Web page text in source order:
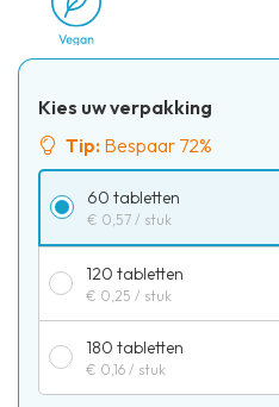
Kies uw verpakking
Tip: Bespaar 72%
60 tabletten
€ 0,57 / stuk
120 tabletten
€ 0,25 / stuk
180 tabletten
€ 0,16 / stuk